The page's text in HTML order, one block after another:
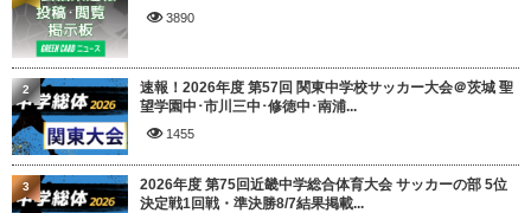
3890
速報！2026年度 第57回 関東中学校サッカー大会＠茨城 聖
望学園中･市川三中･修徳中･南浦...
1455
2
2026年度 第75回近畿中学総合体育大会 サッカーの部 5位
決定戦1回戦・準決勝8/7結果掲載...
3